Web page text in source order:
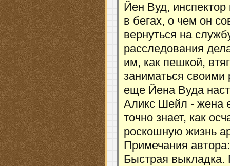
Йен Вуд,
в бегах, о чем он
вернуться на
расследования
им, как пешкой,
заниматься
еще Йена Вуда
Аликс Шейл - жена
точно знает, как
роскошную жизнь
Примечания
Быстрая выкладка.